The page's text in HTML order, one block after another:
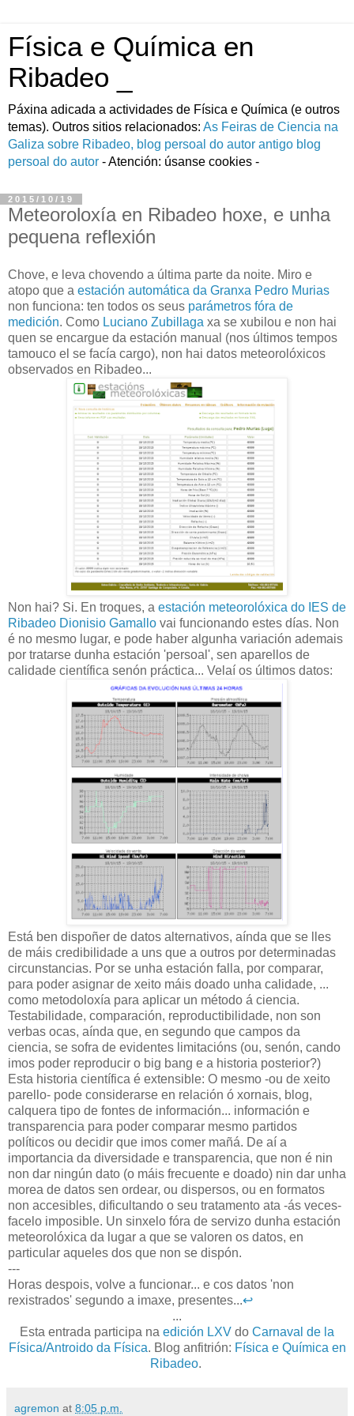
Física e Química en
Ribadeo _
Páxina adicada a actividades de Fí­sica e Quí­mica (e outros
temas). Outros sitios relacionados: As Feiras de Ciencia na
Galiza sobre Ribadeo, blog persoal do autor antigo blog
persoal do autor - Atención: úsanse cookies -
2015/10/19
Meteoroloxía en Ribadeo hoxe, e unha
pequena reflexión
Chove, e leva chovendo a última parte da noite. Miro e
atopo que a estación automática da Granxa Pedro Murias
non funciona: ten todos os seus parámetros fóra de
medición. Como Luciano Zubillaga xa se xubilou e non hai
quen se encargue da estación manual (nos últimos tempos
tamouco el se facía cargo), non hai datos meteorolóxicos
observados en Ribadeo...
Non hai? Si. En troques, a estación meteorolóxica do IES de
Ribadeo Dionisio Gamallo vai funcionando estes días. Non
é no mesmo lugar, e pode haber algunha variación ademais
por tratarse dunha estación 'persoal', sen aparellos de
calidade científica senón práctica... Velaí os últimos datos:
Está ben dispoñer de datos alternativos, aínda que se lles
de máis credibilidade a uns que a outros por determinadas
circunstancias. Por se unha estación falla, por comparar,
para poder asignar de xeito máis doado unha calidade, ...
como metodoloxía para aplicar un método á ciencia.
Testabilidade, comparación, reproductibilidade, non son
verbas ocas, aínda que, en segundo que campos da
ciencia, se sofra de evidentes limitacións (ou, senón, cando
imos poder reproducir o big bang e a historia posterior?)
Esta historia científica é extensible: O mesmo -ou de xeito
parello- pode considerarse en relación ó xornais, blog,
calquera tipo de fontes de información... información e
transparencia para poder comparar mesmo partidos
políticos ou decidir que imos comer mañá. De aí a
importancia da diversidade e transparencia, que non é nin
non dar ningún dato (o máis frecuente e doado) nin dar unha
morea de datos sen ordear, ou dispersos, ou en formatos
non accesibles, dificultando o seu tratamento ata -ás veces-
facelo imposible. Un sinxelo fóra de servizo dunha estación
meteorolóxica da lugar a que se valoren os datos, en
particular aqueles dos que non se dispón.
---
Horas despois, volve a funcionar... e cos datos 'non
rexistrados' segundo a imaxe, presentes...↩
...
Esta entrada participa na edición LXV do Carnaval de la
Física/Antroido da Física. Blog anfitrión: Física e Química en
Ribadeo.
agremon at 8:05 p.m.